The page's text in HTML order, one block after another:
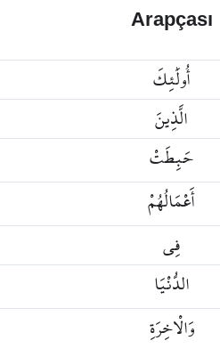
Arapçası
أُولَٰئِكَ
الَّذِينَ
حَبِطَتْ
أَعْمَالُهُمْ
فِي
الدُّنْيَا
وَالْاخِرَةِ